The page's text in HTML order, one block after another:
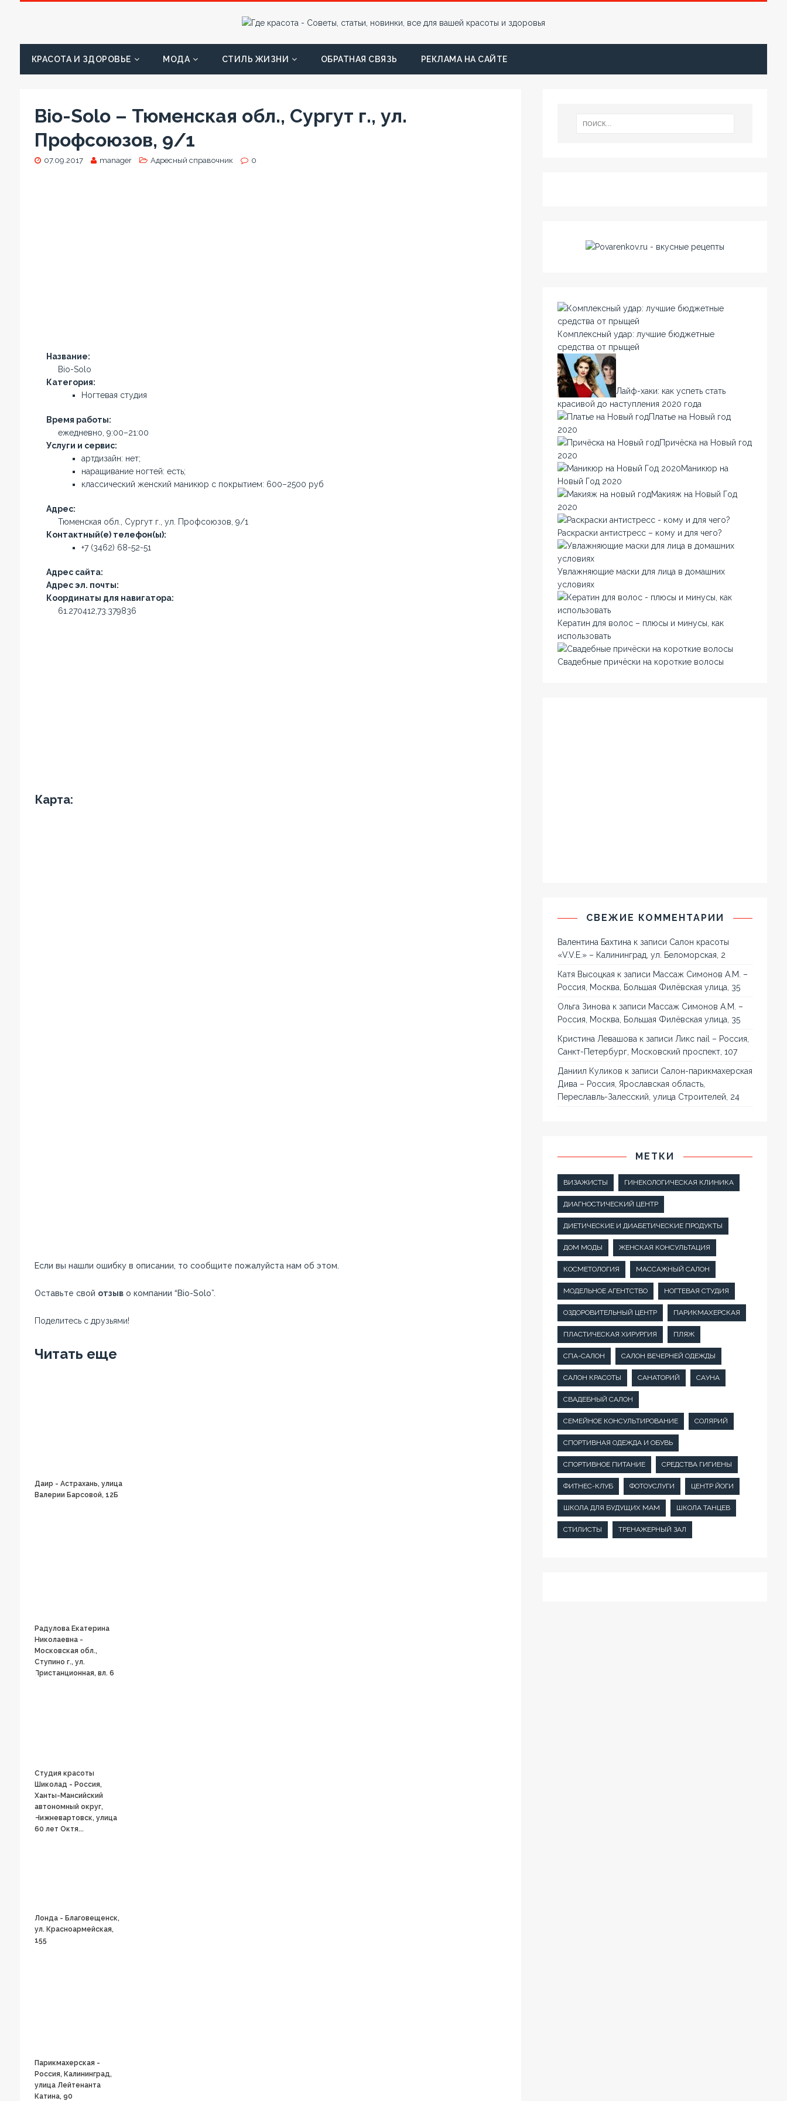
КРАСОТА И ЗДОРОВЬЕ МОДА СТИЛЬ ЖИЗНИ ОБРАТНАЯ СВЯЗЬ РЕКЛАМА НА САЙТЕ
Bio-Solo – Тюменская обл., Сургут г., ул.
Профсоюзов, 9/1
07.09.2017 manager Адресный справочник 0
Название:
Bio-Solo
Категория:
Ногтевая студия
Время работы:
ежедневно, 9:00–21:00
Услуги и сервис:
артдизайн: нет;
наращивание ногтей: есть;
классический женский маникюр с покрытием: 600–2500 руб
Адрес:
Тюменская обл., Сургут г., ул. Профсоюзов, 9/1
Контактный(е) телефон(ы):
+7 (3462) 68-52-51
Адрес сайта:
Адрес эл. почты:
Координаты для навигатора:
61.270412,73.379836
Карта:
Если вы нашли ошибку в описании, то сообщите пожалуйста нам об этом.
Оставьте свой отзыво компании “Bio-Solo”.
Поделитесь с друзьями!
Читать еще
Даир - Астрахань, улица
Валерии Барсовой, 12Б
Радулова Екатерина
Николаевна -
Московская обл.,
Ступино г., ул.
Пристанционная, вл. 6
Студия красоты
Шиколад - Россия,
Ханты-Мансийский
автономный округ,
Нижневартовск, улица
60 лет Октя...
Лонда - Благовещенск,
ул. Красноармейская,
155
Парикмахерская -
Россия, Калининград,
улица Лейтенанта
Катина, 90
Комплексный удар: лучшие бюджетные
средства от прыщей
Лайф-хаки: как успеть стать
красивой до наступления 2020 года
Платье на Новый год
2020
Причёска на Новый год
2020
Маникюр на
Новый Год 2020
Макияж на Новый Год
2020
Раскраски антистресс – кому и для чего?
Увлажняющие маски для лица в домашних
условиях
Кератин для волос – плюсы и минусы, как
использовать
Свадебные причёски на короткие волосы
СВЕЖИЕ КОММЕНТАРИИ
Валентина Бахтина к записи Салон красоты
«V.V.E.» – Калининград, ул. Беломорская, 2
Катя Высоцкая к записи Массаж Симонов А.М. –
Россия, Москва, Большая Филёвская улица, 35
Ольга Зинова к записи Массаж Симонов А.М. –
Россия, Москва, Большая Филёвская улица, 35
Кристина Левашова к записиЛикс nail – Россия,
Санкт-Петербург, Московский проспект, 107
Даниил Куликов к записи Салон-парикмахерская
Дива – Россия, Ярославская область,
Переславль-Залесский, улица Строителей, 24
МЕТКИ
ВИЗАЖИСТЫ ГИНЕКОЛОГИЧЕСКАЯ КЛИНИКА
ДИАГНОСТИЧЕСКИЙ ЦЕНТР
ДИЕТИЧЕСКИЕ И ДИАБЕТИЧЕСКИЕ ПРОДУКТЫ
ДОМ МОДЫ ЖЕНСКАЯ КОНСУЛЬТАЦИЯ
КОСМЕТОЛОГИЯ МАССАЖНЫЙ САЛОН
МОДЕЛЬНОЕ АГЕНТСТВО НОГТЕВАЯ СТУДИЯ
ОЗДОРОВИТЕЛЬНЫЙ ЦЕНТР ПАРИКМАХЕРСКАЯ
ПЛАСТИЧЕСКАЯ ХИРУРГИЯ ПЛЯЖ
СПА-САЛОН САЛОН ВЕЧЕРНЕЙ ОДЕЖДЫ
САЛОН КРАСОТЫ САНАТОРИЙ САУНА
СВАДЕБНЫЙ САЛОН
СЕМЕЙНОЕ КОНСУЛЬТИРОВАНИЕ СОЛЯРИЙ
СПОРТИВНАЯ ОДЕЖДА И ОБУВЬ
СПОРТИВНОЕ ПИТАНИЕ СРЕДСТВА ГИГИЕНЫ
ФИТНЕС-КЛУБ ФОТОУСЛУГИ ЦЕНТР ЙОГИ
ШКОЛА ДЛЯ БУДУЩИХ МАМ ШКОЛА ТАНЦЕВ
СТИЛИСТЫ ТРЕНАЖЕРНЫЙ ЗАЛ